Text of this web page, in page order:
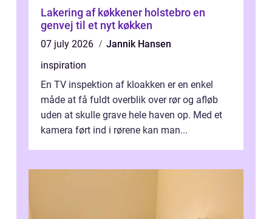
Lakering af køkkener holstebro en
genvej til et nyt køkken
07 july 2026
Jannik Hansen
inspiration
En TV inspektion af kloakken er en enkel
måde at få fuldt overblik over rør og afløb
uden at skulle grave hele haven op. Med et
kamera ført ind i rørene kan man...